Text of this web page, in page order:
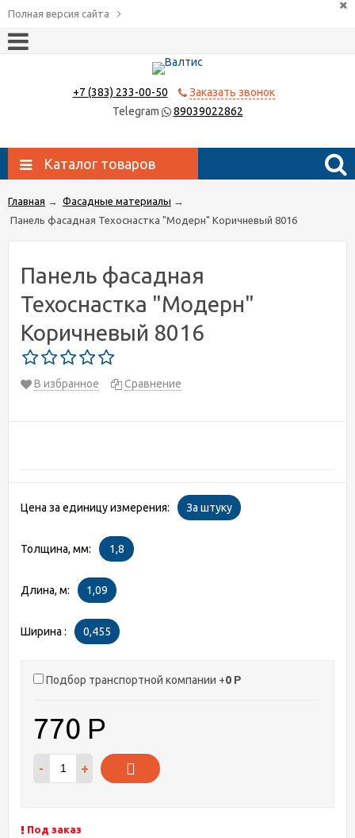
Полная версия сайта
+7 (383) 233-00-50
Заказать звонок
Telegram
89039022862
Каталог товаров
Главная → Фасадные материалы →
Панель фасадная Техоснастка "Модерн" Коричневый 8016
Панель фасадная
Техоснастка "Модерн"
Коричневый 8016
В избранное Сравнение
Цена за единицу измерения: За штуку
Толщина, мм: 1,8
Длина, м: 1,09
Ширина : 0,455
Подбор транспортной компании +0 Р
770 Р
- +
Под заказ